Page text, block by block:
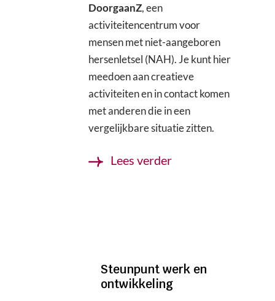
DoorgaanZ, een
activiteitencentrum voor
mensen met niet-aangeboren
hersenletsel (NAH). Je kunt hier
meedoen aan creatieve
activiteiten en in contact komen
met anderen die in een
vergelijkbare situatie zitten.
Lees verder
Steunpunt werk en
ontwikkeling